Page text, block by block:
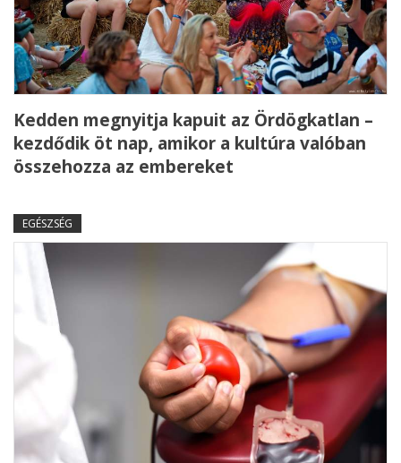
Kedden megnyitja kapuit az Ördögkatlan –
kezdődik öt nap, amikor a kultúra valóban
összehozza az embereket
EGÉSZSÉG